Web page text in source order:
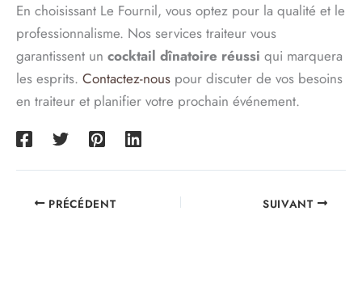
En choisissant Le Fournil, vous optez pour la qualité et le
professionnalisme. Nos services traiteur vous
garantissent un cocktail dînatoire réussi qui marquera
les esprits. Contactez-nous pour discuter de vos besoins
en traiteur et planifier votre prochain événement.
PRÉCÉDENT SUIVANT